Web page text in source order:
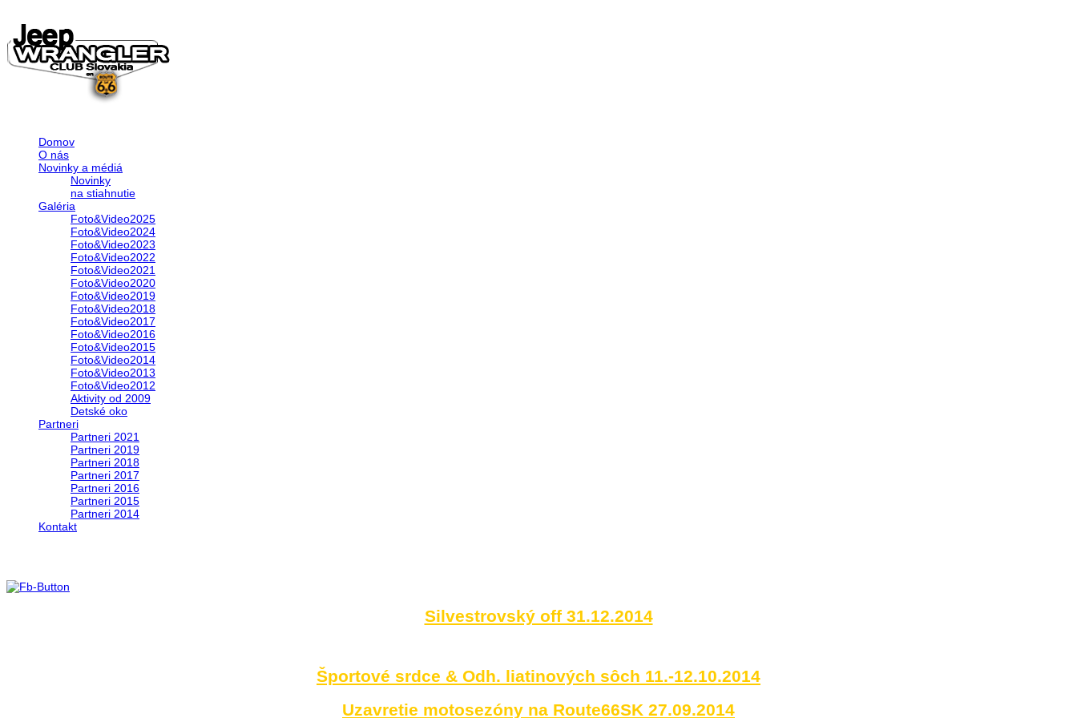
Domov
O nás
Novinky a médiá
Novinky
na stiahnutie
Galéria
Foto&Video2025
Foto&Video2024
Foto&Video2023
Foto&Video2022
Foto&Video2021
Foto&Video2020
Foto&Video2019
Foto&Video2018
Foto&Video2017
Foto&Video2016
Foto&Video2015
Foto&Video2014
Foto&Video2013
Foto&Video2012
Aktivity od 2009
Detské oko
Partneri
Partneri 2021
Partneri 2019
Partneri 2018
Partneri 2017
Partneri 2016
Partneri 2015
Partneri 2014
Kontakt
Silvestrovský off 31.12.2014
Športové srdce & Odh. liatinových sôch 11.-12.10.2014
Uzavretie motosezóny na Route66SK 27.09.2014